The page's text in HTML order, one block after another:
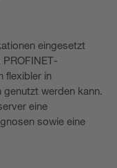
eingesetzt
flexibler in
werden kann.
eine
sowie eine